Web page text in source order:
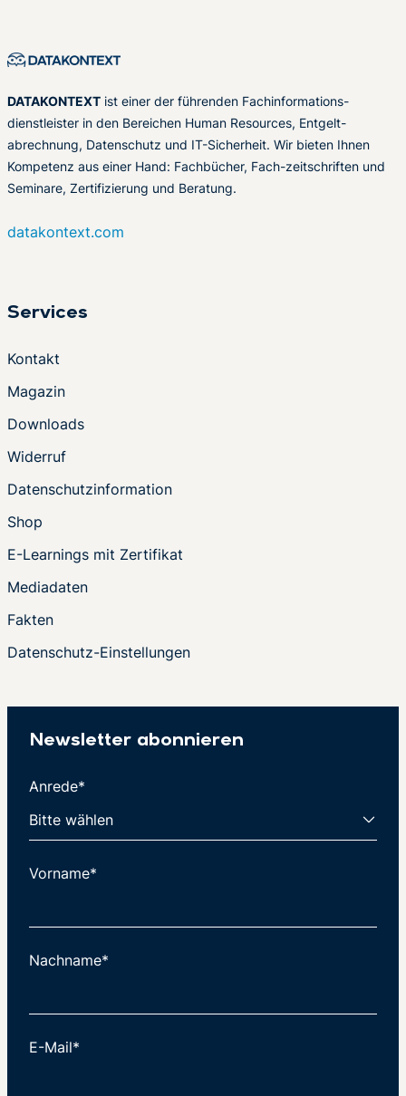
DATAKONTEXT ist einer der führenden Fachinformations-
dienstleister in den Bereichen Human Resources, Entgelt-
abrechnung, Datenschutz und IT-Sicherheit. Wir bieten Ihnen
Kompetenz aus einer Hand: Fachbücher, Fach-zeitschriften und
Seminare, Zertifizierung und Beratung.
datakontext.com
Services
Kontakt
Magazin
Downloads
Widerruf
Datenschutzinformation
Shop
E-Learnings mit Zertifikat
Mediadaten
Fakten
Datenschutz-Einstellungen
Newsletter abonnieren
Anrede*
Vorname*
Nachname*
E-Mail*